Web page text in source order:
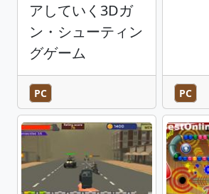
アしていく3Dガ
ン・シューティン
グゲーム
PC PC